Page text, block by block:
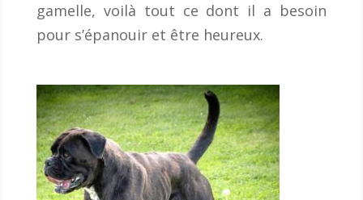
gamelle, voilà tout ce dont il a besoin
pour s’épanouir et être heureux.